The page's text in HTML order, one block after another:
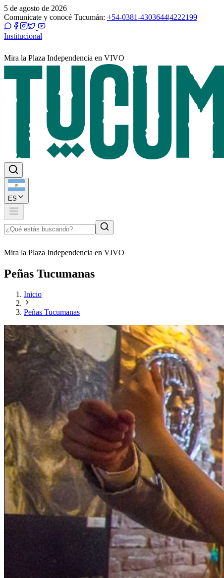
5 de agosto de 2026
Comunicate y conocé Tucumán: +54-0381-4303644|4222199|
Institucional
Mira la Plaza Independencia en VIVO
ES
Mira la Plaza Independencia en VIVO
Peñas Tucumanas
Inicio
Peñas Tucumanas